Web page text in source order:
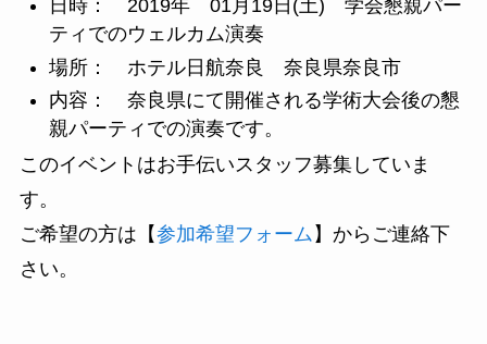
日時： 2019年 01月19日(土) 学会懇親パー
ティでのウェルカム演奏
場所： ホテル日航奈良 奈良県奈良市
内容： 奈良県にて開催される学術大会後の懇
親パーティでの演奏です。
このイベントはお手伝いスタッフ募集していま
す。
ご希望の方は【参加希望フォーム 】からご連絡下
さい。